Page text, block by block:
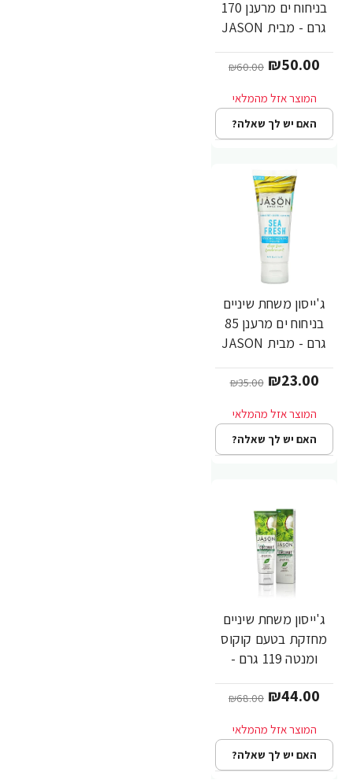
בניחוח ים מרענן 170
גרם - מבית JASON
₪50.00
₪60.00
האם יש לך שאלה?
-34%
ג'ייסון משחת שיניים
בניחוח ים מרענן 85
גרם - מבית JASON
₪23.00
₪35.00
האם יש לך שאלה?
-35%
ג'ייסון משחת שיניים
מחזקת בטעם קוקוס
ומנטה 119 גרם -
₪44.00
₪68.00
האם יש לך שאלה?